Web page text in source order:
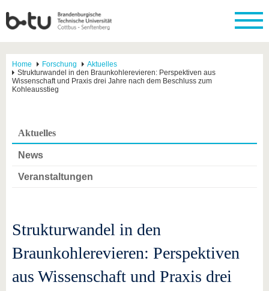
Home Forschung
Aktuelles
Strukturwandel in den Braunkohlerevieren: Perspektiven aus
Wissenschaft und Praxis drei Jahre nach dem Beschluss zum
Kohleausstieg
Aktuelles
News
Veranstaltungen
Strukturwandel in den
Braunkohlerevieren: Perspektiven
aus Wissenschaft und Praxis drei